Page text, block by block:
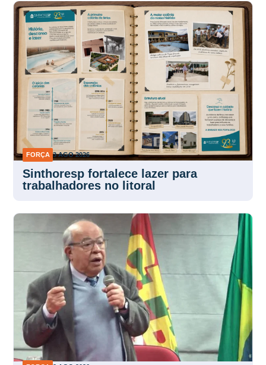
FORÇA 3 AGO 2026
Sinthoresp fortalece lazer para
trabalhadores no litoral